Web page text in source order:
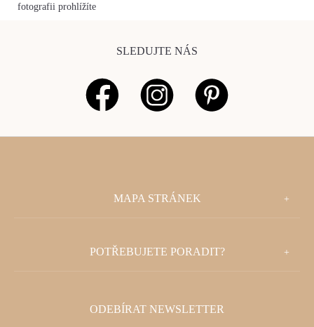
fotografii prohlížíte
SLEDUJTE NÁS
MAPA STRÁNEK
POTŘEBUJETE PORADIT?
ODEBÍRAT NEWSLETTER